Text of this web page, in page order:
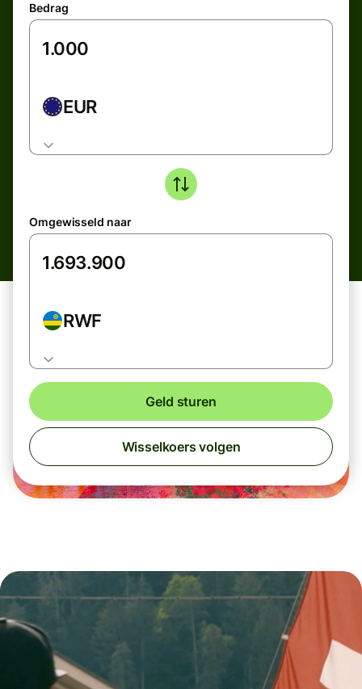
Bedrag
EUR
Omgewisseld naar
RWF
Geld sturen
Wisselkoers volgen